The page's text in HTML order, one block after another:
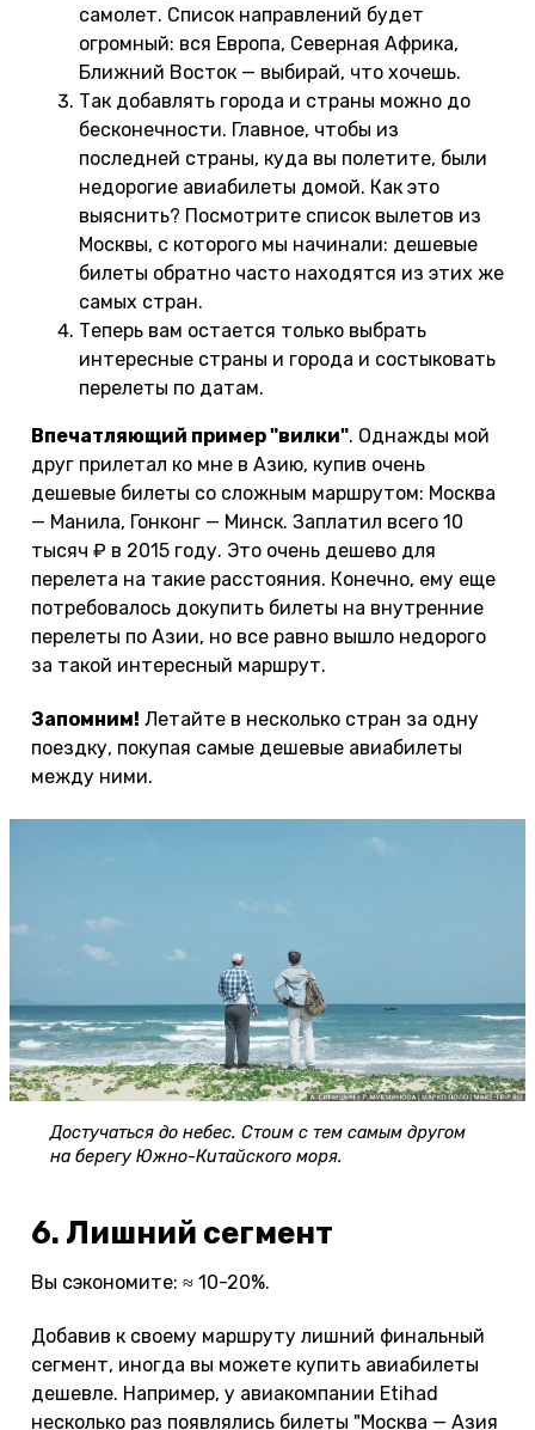
самолет. Список направлений будет
огромный: вся Европа, Северная Африка,
Ближний Восток — выбирай, что хочешь.
Так добавлять города и страны можно до
бесконечности. Главное, чтобы из
последней страны, куда вы полетите, были
недорогие авиабилеты домой. Как это
выяснить? Посмотрите список вылетов из
Москвы, с которого мы начинали: дешевые
билеты обратно часто находятся из этих же
самых стран.
Теперь вам остается только выбрать
интересные страны и города и состыковать
перелеты по датам.
Впечатляющий пример "вилки". Однажды мой
друг прилетал ко мне в Азию, купив очень
дешевые билеты со сложным маршрутом: Москва
— Манила, Гонконг — Минск. Заплатил всего 10
тысяч ₽ в 2015 году. Это очень дешево для
перелета на такие расстояния. Конечно, ему еще
потребовалось докупить билеты на внутренние
перелеты по Азии, но все равно вышло недорого
за такой интересный маршрут.
Запомним! Летайте в несколько стран за одну
поездку, покупая самые дешевые авиабилеты
между ними.
Достучаться до небес. Стоим с тем самым другом
на берегу Южно-Китайского моря.
6. Лишний сегмент
Вы сэкономите: ≈ 10-20%.
Добавив к своему маршруту лишний финальный
сегмент, иногда вы можете купить авиабилеты
дешевле. Например, у авиакомпании Etihad
несколько раз появлялись билеты "Москва — Азия